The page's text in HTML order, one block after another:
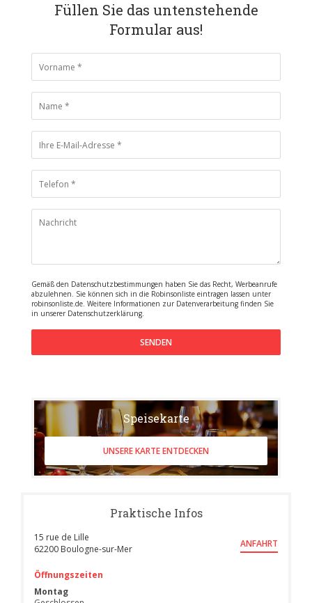
Füllen Sie das untenstehende
Formular aus!
Gemäß den Datenschutzbestimmungen haben Sie das Recht, Werbeanrufe
abzulehnen. Sie können sich in die Robinsonliste eintragen lassen unter
robinsonliste.de. Weitere Informationen zur Datenverarbeitung finden Sie
in unserer Datenschutzerklärung.
Speisekarte
UNSERE KARTE ENTDECKEN
Praktische Infos
15 rue de Lille
62200 Boulogne-sur-Mer((öffnet ein neues Fenster)) ANFAHRT
Öffnungszeiten
Montag